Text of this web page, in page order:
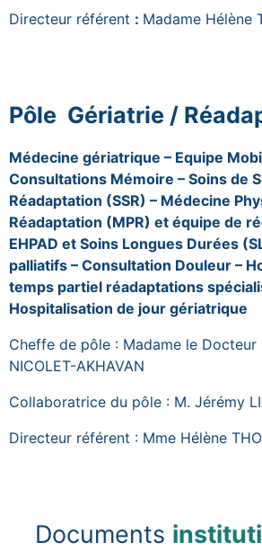
Directeur référent : Madame Hélène
Pôle Gériatrie /
Médecine gériatrique – Equipe
Consultations Mémoire – Soins de
Réadaptation (SSR) – Médecine
Réadaptation (MPR) et équipe de
EHPAD et Soins Longues Durées
palliatifs – Consultation Douleur –
temps partiel réadaptations
Hospitalisation de jour gériatrique
Cheffe de pôle : Madame le Docteur
NICOLET-AKHAVAN
Collaboratrice du pôle : M. Jérémy
Directeur référent : Mme Hélène
Documents